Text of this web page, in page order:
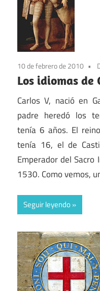
10 de febrero de 2010
Los idiomas de
Carlos V, nació en
padre heredó los
tenía 6 años. El
tenía 16, el de
Emperador del
1530. Como vemos,
Seguir leyendo